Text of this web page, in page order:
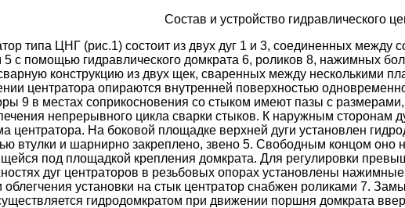
Состав и устройство гидравлического
типа ЦНГ (рис.1) состоит из двух дуг 1 и 3, соединенных
5 с помощью гидравлического домкрата 6, роликов 8, нажимных
конструкцию из двух щек, сваренных между несколькими
центратора опираются внутренней поверхностью
9 в местах соприкосновения со стыком имеют пазы с
непрерывного цикла сварки стыков. К наружным сторонам
центратора. На боковой площадке верхней дуги установлен
втулки и шарнирно закреплено, звено 5. Свободным концом оно
под площадкой крепления домкрата. Для регулировки
дуг центраторов в резьбовых опорах установлены
облегчения установки на стык центратор снабжен роликами 7.
гидродомкратом при движении поршня домкрата